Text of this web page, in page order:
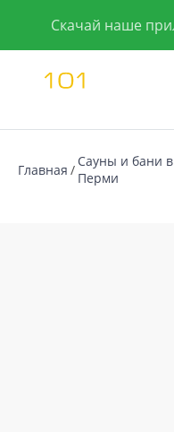
Скачай наше
Главная
Сауны и бани в
Перми